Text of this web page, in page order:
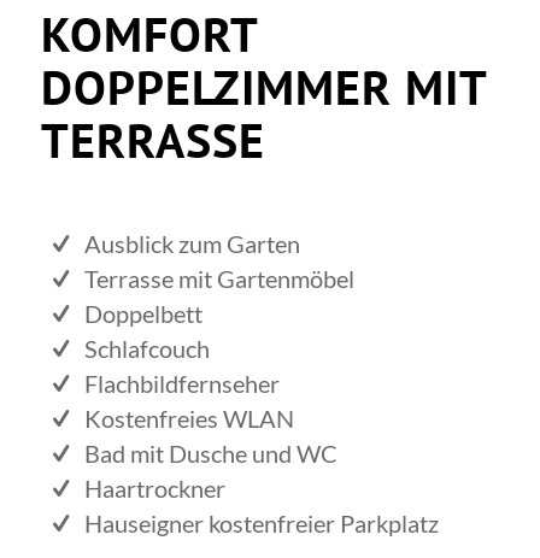
KOMFORT
DOPPELZIMMER MIT
TERRASSE
Ausblick zum Garten
Terrasse mit Gartenmöbel
Doppelbett
Schlafcouch
Flachbildfernseher
Kostenfreies WLAN
Bad mit Dusche und WC
Haartrockner
Hauseigner kostenfreier Parkplatz